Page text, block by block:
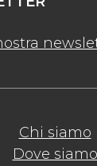
Chi siamo
Dove siamo